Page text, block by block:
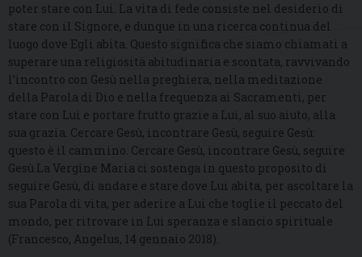
poter stare con Lui. La vita di fede consiste nel desiderio di
stare con il Signore, e dunque in una ricerca continua del
luogo dove Egli abita. Questo significa che siamo chiamati a
superare una religiosità abitudinaria e scontata, ravvivando
l’incontro con Gesù nella preghiera, nella meditazione
della Parola di Dio e nella frequenza ai Sacramenti, per
stare con Lui e portare frutto grazie a Lui, al suo aiuto, alla
sua grazia. Cercare Gesù, incontrare Gesù, seguire Gesù:
questo è il cammino. Cercare Gesù, incontrare Gesù, seguire
Gesù.La Vergine Maria ci sostenga in questo proposito di
seguire Gesù, di andare e stare dove Lui abita, per ascoltare la
sua Parola di vita, per aderire a Lui che toglie il peccato del
mondo, per ritrovare in Lui speranza e slancio spirituale
(Francesco, Angelus, 14 gennaio 2018).